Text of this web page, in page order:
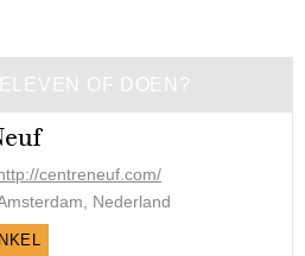
OF DOEN?
centreneuf.com/
Nederland